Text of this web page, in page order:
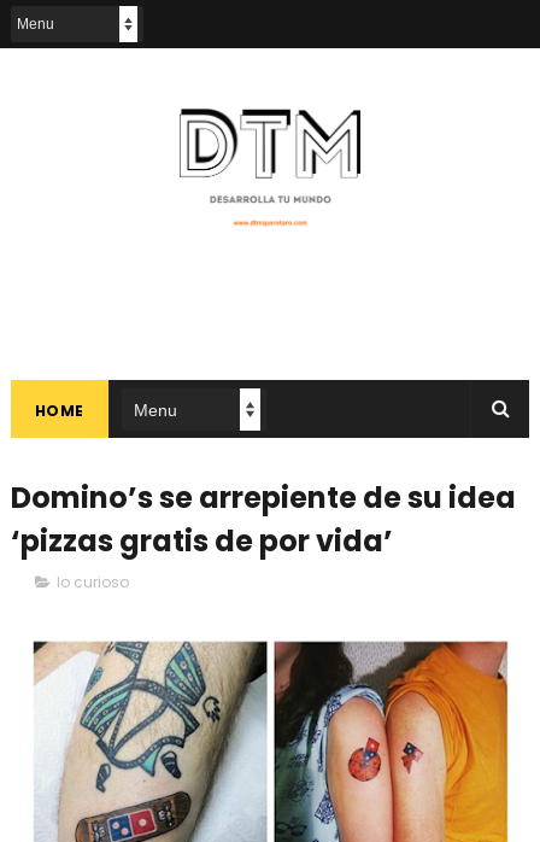
HOME
Domino’s se arrepiente de su idea
‘pizzas gratis de por vida’
lo curioso